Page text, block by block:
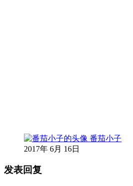
番茄小子
2017年 6月 16日
发表回复